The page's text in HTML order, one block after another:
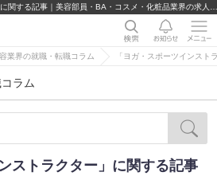
業界の就職・転職コラム 「ヨガ・スポーツインスト
ラム
ストラクター」に関する記事